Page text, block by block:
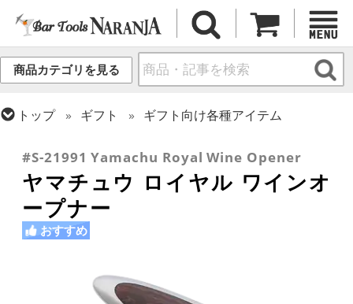
商品カテゴリを見る
トップ ギフト
ギフト向け各種アイテム
#S-21991 Yamachu Royal Wine Opener
ヤマチュウ ロイヤル ワインオ
ープナー
おすすめ